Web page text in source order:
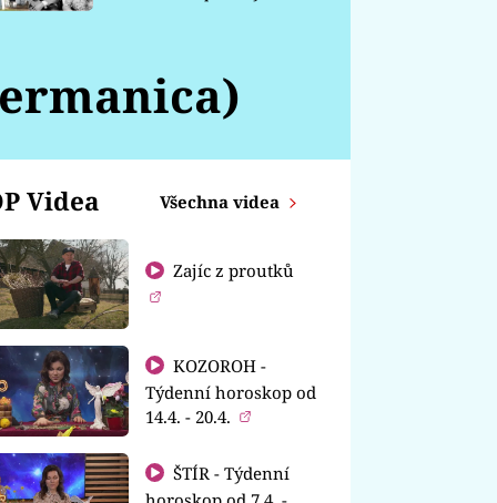
Videa Všechna videa
Zajíc z proutků
KOZOROH -
Týdenní horoskop od
14.4. - 20.4.
ŠTÍR - Týdenní